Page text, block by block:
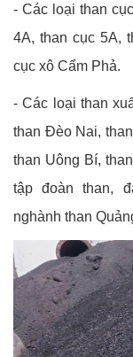
- Các loại than
4A, than cục 5A,
cục xô Cẩm Phả.
- Các loại than
than Đèo Nai,
than Uông Bí,
tập đoàn than,
nghành than